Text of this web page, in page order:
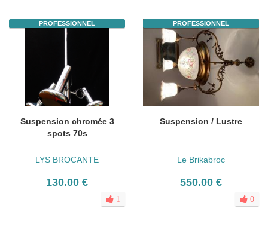
PROFESSIONNEL
Suspension chromée 3
spots 70s
LYS BROCANTE
130.00 €
1
PROFESSIONNEL
Suspension / Lustre
Le Brikabroc
550.00 €
0